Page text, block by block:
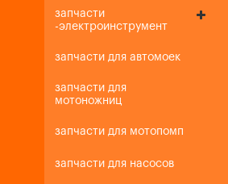
запчасти
-электроинструмент
запчасти для автомоек
запчасти для
мотоножниц
запчасти для мотопомп
запчасти для насосов